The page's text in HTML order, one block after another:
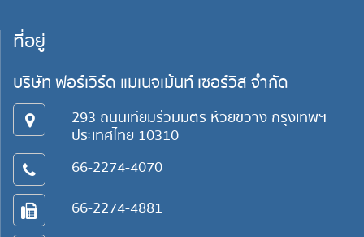
ที่อยู่
บริษัท ฟอร์เวิร์ด แมเนจเม้นท์ เซอร์วิส จำกัด
293 ถนนเทียมร่วมมิตร ห้วยขวาง กรุงเทพฯ
ประเทศไทย 10310
66-2274-4070
66-2274-4881